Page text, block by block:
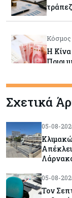
Κόσμος
Η Κίνα
Ποιοι
ΕΕ για
Σχετικά
05-08-
05-08-
Τον